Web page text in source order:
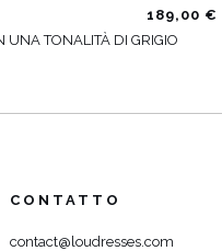
189,00 €
UNA TONALITÀ DI GRIGIO
CONTATTO
contact@loudresses.com